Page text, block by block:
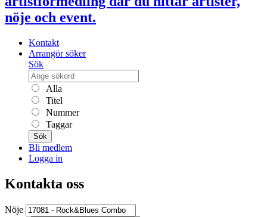
nöje och event.
Kontakt
Arrangör söker
Sök
Alla
Titel
Nummer
Taggar
Sök
Bli medlem
Logga in
Kontakta oss
Nöje